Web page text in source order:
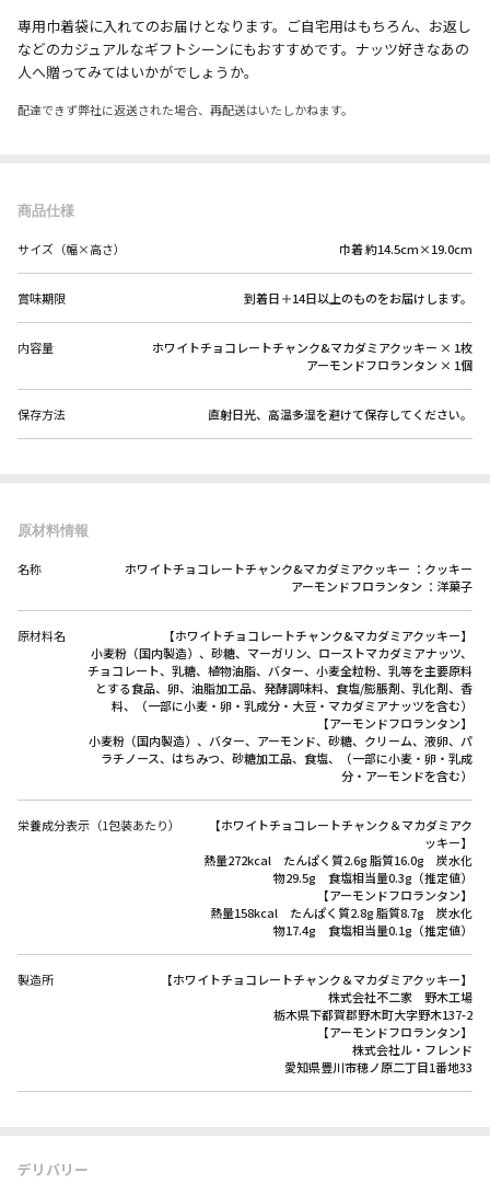
専用巾着袋に入れてのお届けとなります。ご自宅用はもちろん、お返し
などのカジュアルなギフトシーンにもおすすめです。ナッツ好きなあの
人へ贈ってみてはいかがでしょうか。
配達できず弊社に返送された場合、再配送はいたしかねます。
商品仕様
サイズ（幅×高さ） 巾着 約14.5cm×19.0cm
賞味期限 到着日＋14日以上のものをお届けします。
内容量
ホワイトチョコレートチャンク&マカダミアクッキー × 1枚
アーモンドフロランタン × 1個
保存方法 直射日光、高温多湿を避けて保存してください。
原材料情報
名称
ホワイトチョコレートチャンク&マカダミアクッキー ：クッキー
アーモンドフロランタン ：洋菓子
原材料名
【ホワイトチョコレートチャンク&マカダミアクッキー】
小麦粉（国内製造）、砂糖、マーガリン、ローストマカダミアナッツ、
チョコレート、乳糖、植物油脂、バター、小麦全粒粉、乳等を主要原料
とする食品、卵、油脂加工品、発酵調味料、食塩/膨脹剤、乳化剤、香
料、（一部に小麦・卵・乳成分・大豆・マカダミアナッツを含む）
【アーモンドフロランタン】
小麦粉（国内製造）、バター、アーモンド、砂糖、クリーム、液卵、パ
ラチノース、はちみつ、砂糖加工品、食塩、（一部に小麦・卵・乳成
分・アーモンドを含む）
栄養成分表示（1包装あたり）
【ホワイトチョコレートチャンク＆マカダミアク
ッキー】
熱量272kcal たんぱく質2.6g 脂質16.0g 炭水化
物29.5g 食塩相当量0.3g（推定値）
【アーモンドフロランタン】
熱量158kcal たんぱく質2.8g 脂質8.7g 炭水化
物17.4g 食塩相当量0.1g（推定値）
製造所
【ホワイトチョコレートチャンク＆マカダミアクッキー】
株式会社不二家 野木工場
栃木県下都賀郡野木町大字野木137-2
【アーモンドフロランタン】
株式会社ル・フレンド
愛知県豊川市穂ノ原二丁目1番地33
デリバリー